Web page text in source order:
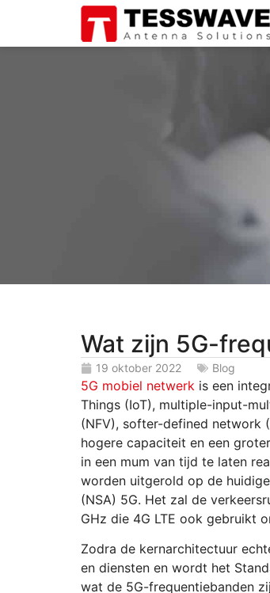
Wat zijn 5G-
19 oktober 2022 Blog
5G mobiel netwerk is een
Things (IoT), multiple-input-
(NFV), softer-defined network
hogere capaciteit en een
in een mum van tijd te laten
worden uitgerold op de huidige
(NSA) 5G. Het zal de
GHz die 4G LTE ook gebruikt
Zodra de kernarchitectuur
en diensten en wordt het
wat de 5G-frequentiebanden